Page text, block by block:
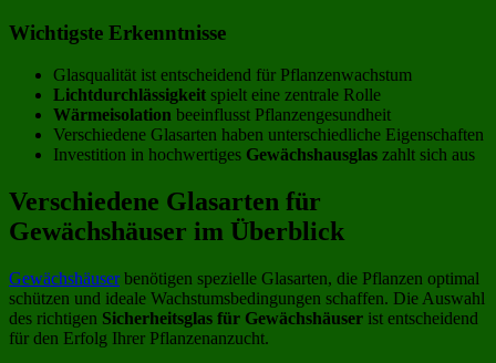
Wichtigste Erkenntnisse
Glasqualität ist entscheidend für Pflanzenwachstum
Lichtdurchlässigkeit spielt eine zentrale Rolle
Wärmeisolation beeinflusst Pflanzengesundheit
Verschiedene Glasarten haben unterschiedliche Eigenschaften
Investition in hochwertiges Gewächshausglas zahlt sich aus
Verschiedene Glasarten für
Gewächshäuser im Überblick
Gewächshäuserbenötigen spezielle Glasarten, die Pflanzen optimal
schützen und ideale Wachstumsbedingungen schaffen. Die Auswahl
des richtigen Sicherheitsglas für Gewächshäuser ist entscheidend
für den Erfolg Ihrer Pflanzenanzucht.